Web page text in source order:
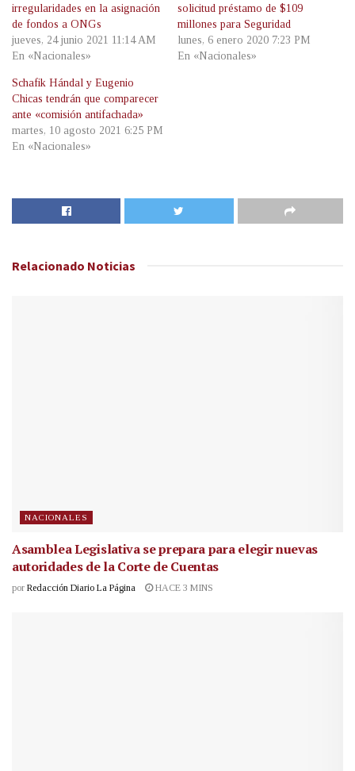
irregularidades en la asignación
de fondos a ONGs
jueves, 24 junio 2021 11:14 AM
En «Nacionales»
solicitud préstamo de $109
millones para Seguridad
lunes, 6 enero 2020 7:23 PM
En «Nacionales»
Schafik Hándal y Eugenio
Chicas tendrán que comparecer
ante «comisión antifachada»
martes, 10 agosto 2021 6:25 PM
En «Nacionales»
Relacionado Noticias
NACIONALES
Asamblea Legislativa se prepara para elegir nuevas
autoridades de la Corte de Cuentas
por Redacción Diario La Página HACE 3 MINS